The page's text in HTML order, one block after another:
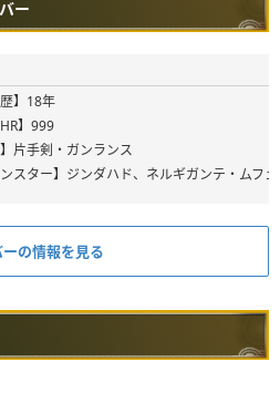
ー
歴】18年
HR】999
】片手剣・ガンランス
ンスター】ジンダハド、ネルギガンテ・ムフ
の情報を見る